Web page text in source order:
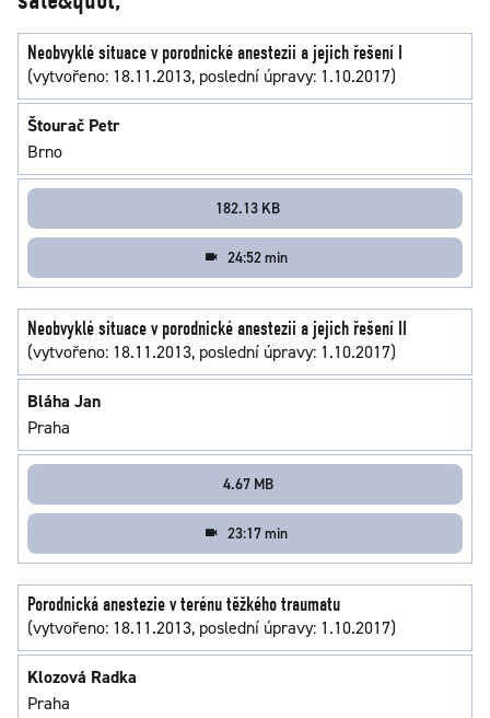
Neobvyklé situace v porodnické anestezii a jejich řešení I
(vytvořeno: 18.11.2013, poslední úpravy: 1.10.2017)
Štourač Petr
Brno
182.13 KB
24:52 min
Neobvyklé situace v porodnické anestezii a jejich řešení II
(vytvořeno: 18.11.2013, poslední úpravy: 1.10.2017)
Bláha Jan
Praha
4.67 MB
23:17 min
Porodnická anestezie v terénu těžkého traumatu
(vytvořeno: 18.11.2013, poslední úpravy: 1.10.2017)
Klozová Radka
Praha